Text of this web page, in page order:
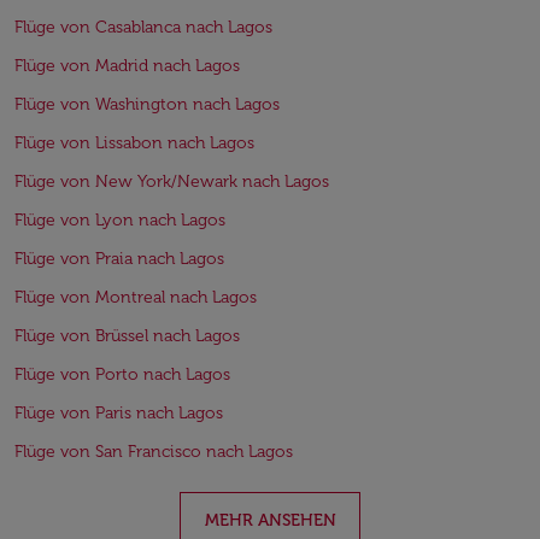
Flüge von Casablanca nach Lagos
Flüge von Madrid nach Lagos
Flüge von Washington nach Lagos
Flüge von Lissabon nach Lagos
Flüge von New York/Newark nach Lagos
Flüge von Lyon nach Lagos
Flüge von Praia nach Lagos
Flüge von Montreal nach Lagos
Flüge von Brüssel nach Lagos
Flüge von Porto nach Lagos
Flüge von Paris nach Lagos
Flüge von San Francisco nach Lagos
MEHR ANSEHEN